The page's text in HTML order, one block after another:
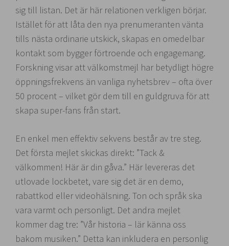
sig till listan. Det är här relationen verkligen börjar.
Istället för att låta den nya prenumeranten vänta
tills nästa ordinarie utskick, skapas en omedelbar
kontakt som bygger förtroende och engagemang.
Forskning visar att välkomstmejl har betydligt högre
öppningsfrekvens än vanliga nyhetsbrev – ofta över
50 procent – vilket gör dem till en guldgruva för att
skapa super-fans från start.
En enkel men effektiv sekvens består av tre steg.
Det första mejlet skickas direkt: ”Tack &
välkommen! Här är din gåva.” Här levereras det
utlovade lockbetet, vare sig det är en demo,
rabattkod eller videohälsning. Ton och språk ska
vara varmt och personligt. Det andra mejlet
kommer dag tre: ”Vår historia – lär känna oss
bakom musiken.” Detta kan inkludera en personlig